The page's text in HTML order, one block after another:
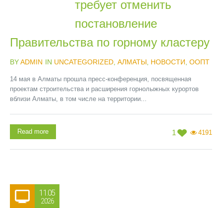
требует отменить
постановление
Правительства по горному кластеру
BYADMIN IN UNCATEGORIZED АЛМАТЫ НОВОСТИ ООПТ
14 мая в Алматы прошла пресс-конференция, посвященная
проектам строительства и расширения горнолыжных курортов
вблизи Алматы, в том числе на территории...
1 4191
Read more
11.05
2026